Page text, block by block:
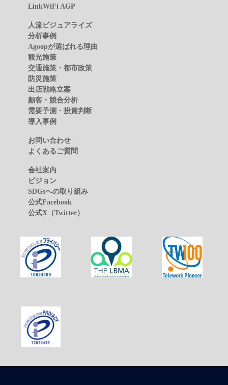
LinkWiFi AGP
人流ビジュアライズ
分析事例
Agoopが選ばれる理由
観光施策
交通施策・都市政策
防災施策
出店戦略立案
顧客・競合分析
需要予測・投資判断
導入事例
お問い合わせ
よくあるご質問
会社案内
ビジョン
SDGsへの取り組み
公式Facebook
公式X（Twitter）